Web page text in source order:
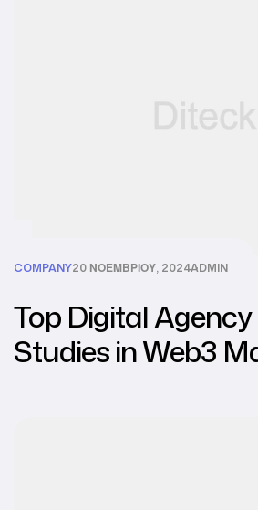
COMPANY20 ΝΟΕΜΒΡΊΟΥ, 2024ADMIN
Top Digital
Studies in Web3